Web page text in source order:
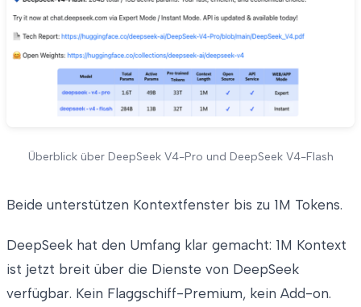
Überblick über DeepSeek V4-Pro und DeepSeek V4-Flash
Beide unterstützen Kontextfenster bis zu 1M Tokens.
DeepSeek hat den Umfang klar gemacht: 1M Kontext
ist jetzt breit über die Dienste von DeepSeek
verfügbar. Kein Flaggschiff-Premium, kein Add-on.